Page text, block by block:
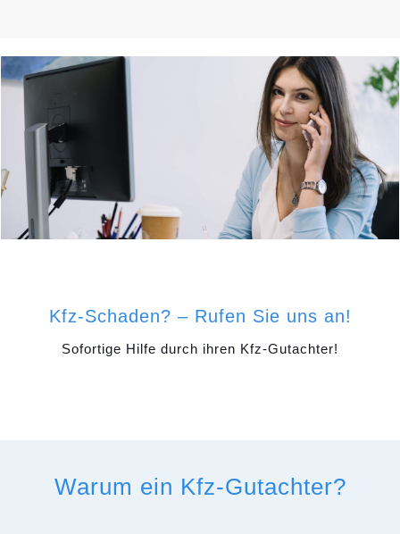
Kfz-Schaden? – Rufen Sie uns an!
Sofortige Hilfe durch ihren Kfz-Gutachter!
Warum ein Kfz-Gutachter?